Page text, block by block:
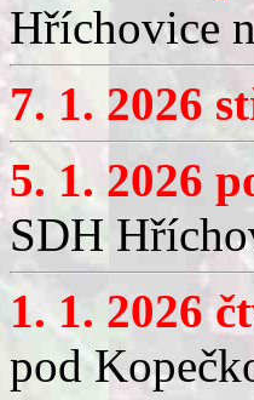
Hříchovice
7. 1. 2026
5. 1. 2026
SDH
1. 1. 2026
pod